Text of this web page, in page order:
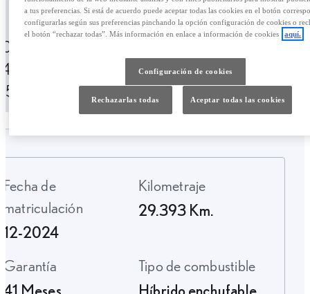
Personalizar financiación
€ /mes
€
TAE: 10,06%Última cuota:
€
Fecha de
matriculación
12-2024
Kilometraje
29.393 Km.
Garantía
41 Meses
Tipo de combustible
Híbrido enchufable
a tus preferencias. Si está de acuerdo puede aceptar todas las cookies en el botón
configurarlas según sus preferencias pinchando la opción configuración de cookies o
el botón “rechazar todas”. Más información en enlace a información de cookies
aquí.
Configuración de cookies
Rechazarlas todas Aceptar todas las cookies